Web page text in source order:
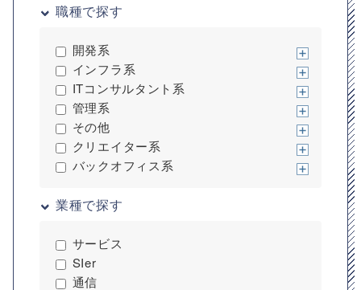
職種で探す
開発系
インフラ系
ITコンサルタント系
管理系
その他
クリエイター系
バックオフィス系
業種で探す
サービス
SIer
通信